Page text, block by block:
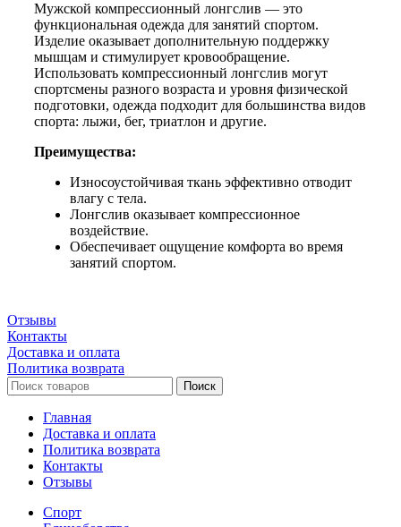
Мужской компрессионный лонгслив — это
функциональная одежда для занятий спортом.
Изделие оказывает дополнительную поддержку
мышцам и стимулирует кровообращение.
Использовать компрессионный лонгслив могут
спортсмены разного возраста и уровня физической
подготовки, одежда подходит для большинства видов
спорта: лыжи, бег, триатлон и другие.
Преимущества:
Износоустойчивая ткань эффективно отводит
влагу с тела.
Лонгслив оказывает компрессионное
воздействие.
Обеспечивает ощущение комфорта во время
занятий спортом.
Отзывы
Контакты
Доставка и оплата
Политика возврата
Поиск
Главная
Доставка и оплата
Политика возврата
Контакты
Отзывы
Спорт